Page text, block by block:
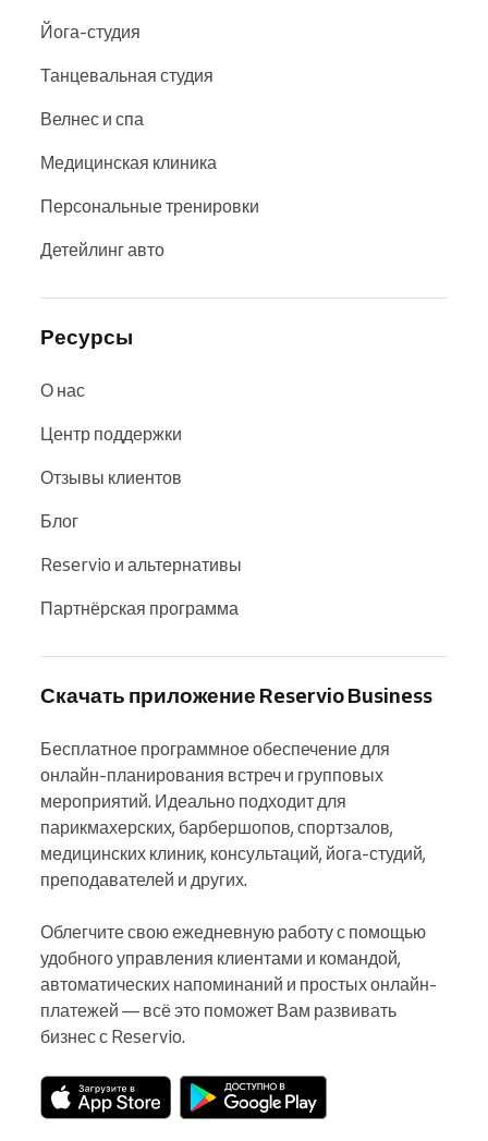
Йога-студия
Танцевальная студия
Велнес и спа
Медицинская клиника
Персональные тренировки
Детейлинг авто
Ресурсы
О нас
Центр поддержки
Отзывы клиентов
Блог
Reservio и альтернативы
Партнёрская программа
Скачать приложение Reservio Business
Бесплатное программное обеспечение для
онлайн-планирования встреч и групповых
мероприятий. Идеально подходит для
парикмахерских, барбершопов, спортзалов,
медицинских клиник, консультаций, йога-студий,
преподавателей и других.
Облегчите свою ежедневную работу с помощью
удобного управления клиентами и командой,
автоматических напоминаний и простых онлайн-
платежей — всё это поможет Вам развивать
бизнес с Reservio.